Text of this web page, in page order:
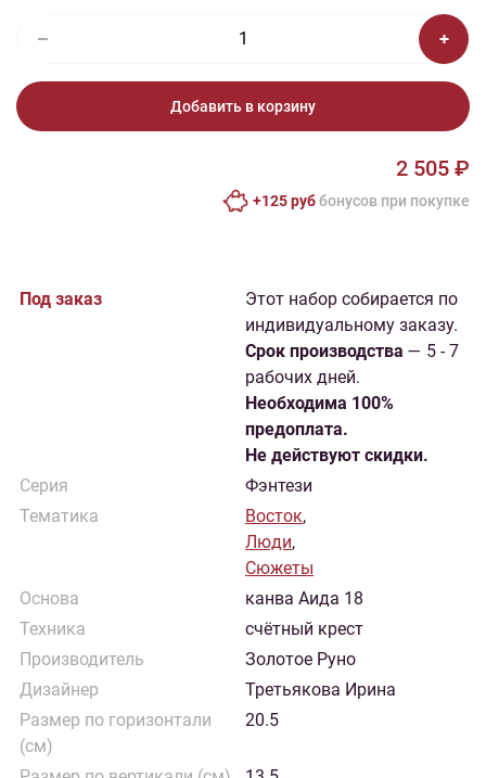
Добавить в корзину
2 505 ₽
+125 руббонусов при покупке
Под заказ
Этот набор собирается по
индивидуальному заказу.
Cрок производства — 5 - 7
рабочих дней.
Необходима 100%
предоплата.
Не действуют скидки.
Серия
Фэнтези
Тематика
Восток,
Люди,
Сюжеты
Основа
канва Аида 18
Техника
счётный крест
Производитель
Золотое Руно
Дизайнер
Третьякова Ирина
Размер по горизонтали
(см)
20.5